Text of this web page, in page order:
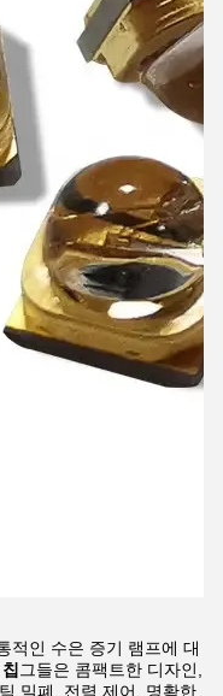
적인 수은 증기 램프에 대
그들은 콤팩트한 디자인,
밀폐, 전력 제어, 명확한